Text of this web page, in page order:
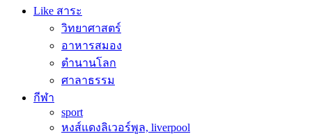
Like สาระ
วิทยาศาสตร์
อาหารสมอง
ตำนานโลก
ศาลาธรรม
กีฬา
sport
หงส์แดงลิเวอร์พูล, liverpool